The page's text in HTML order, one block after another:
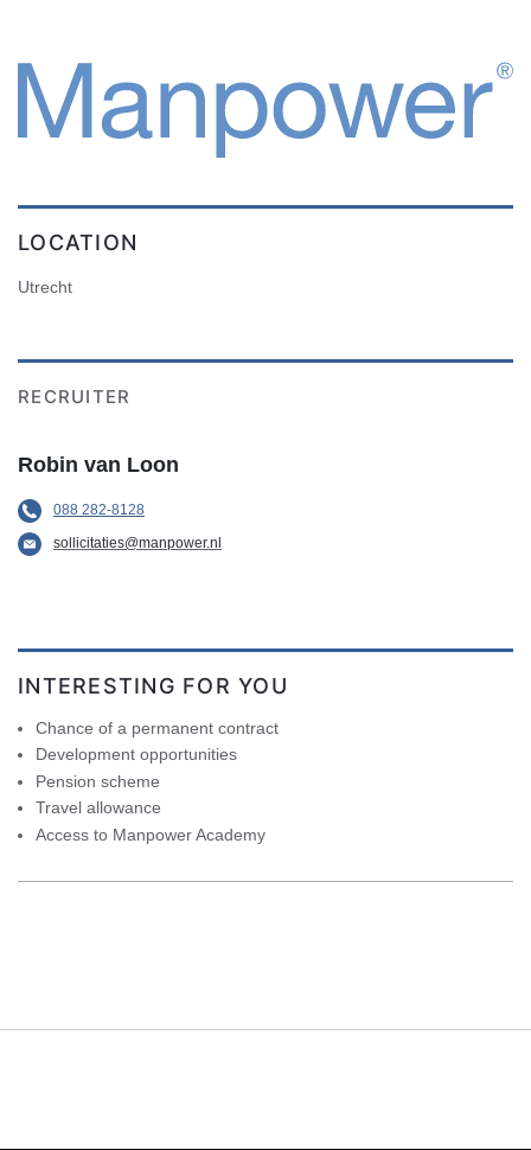
LOCATION
Utrecht
RECRUITER
Robin van Loon
088 282-8128
sollicitaties@manpower.nl
INTERESTING FOR YOU
Chance of a permanent contract
Development opportunities
Pension scheme
Travel allowance
Access to Manpower Academy